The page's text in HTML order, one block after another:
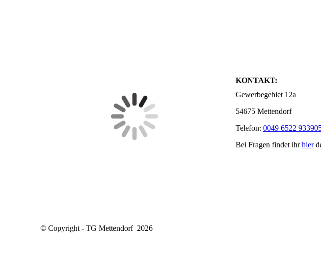
KONTAKT:
Gewerbegebiet 12a
54675 Mettendorf
Telefon: 0049 6522
Bei Fragen findet ihrhier
© Copyright - TG Mettendorf 2026